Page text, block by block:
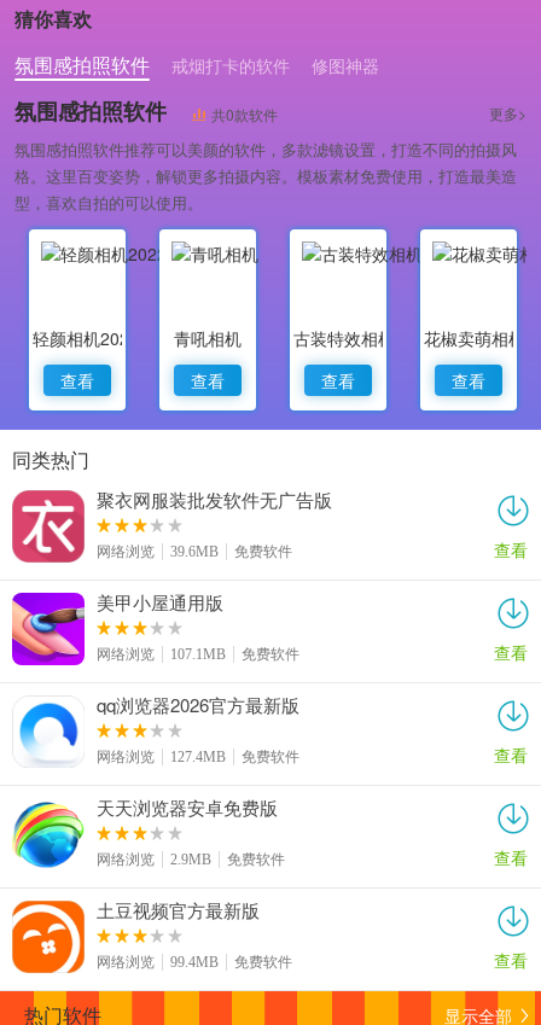
猜你喜欢
氛围感拍照软件
戒烟打卡的软件 修图神器
氛围感拍照软件 共0款软件 更多>
氛围感拍照软件推荐可以美颜的软件，多款滤镜设置，打造不同的拍摄风
格。这里百变姿势，解锁更多拍摄内容。模板素材免费使用，打造最美造
型，喜欢自拍的可以使用。
轻颜相机2022最新版
查看
青吼相机
查看
古装特效相机
查看
花椒卖萌相机
查看
同类热门
聚衣网服装批发软件无广告版
网络浏览 39.6MB 免费软件 查看
美甲小屋通用版
网络浏览 107.1MB 免费软件 查看
qq浏览器2026官方最新版
网络浏览 127.4MB 免费软件 查看
天天浏览器安卓免费版
网络浏览 2.9MB 免费软件 查看
土豆视频官方最新版
网络浏览 99.4MB 免费软件 查看
热门软件 显示全部